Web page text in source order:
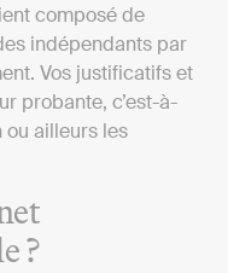
composé de
indépendants par
Vos justificatifs et
probante, c’est-à-
ou ailleurs les
?